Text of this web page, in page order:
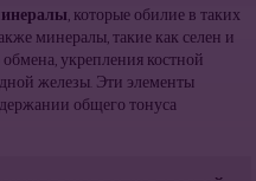
, которые обилие в таких
минералы, такие как селен и
укрепления костной
железы. Эти элементы
общего тонуса